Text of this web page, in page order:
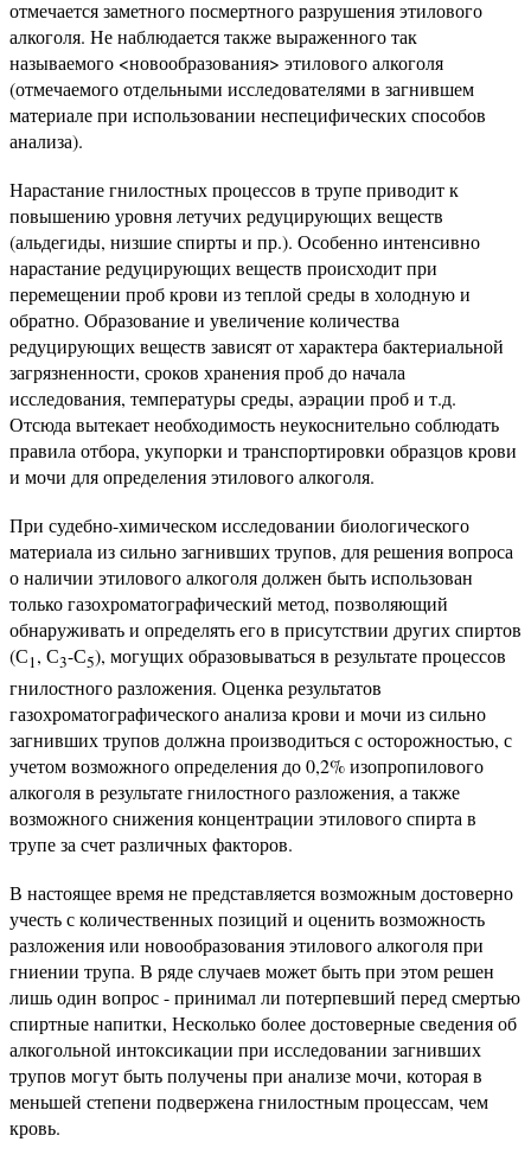
отмечается заметного посмертного разрушения этилового
алкоголя. Не наблюдается также выраженного так
называемого <новообразования> этилового алкоголя
(отмечаемого отдельными исследователями в загнившем
материале при использовании неспецифических способов
анализа).
Нарастание гнилостных процессов в трупе приводит к
повышению уровня летучих редуцирующих веществ
(альдегиды, низшие спирты и пр.). Особенно интенсивно
нарастание редуцирующих веществ происходит при
перемещении проб крови из теплой среды в холодную и
обратно. Образование и увеличение количества
редуцирующих веществ зависят от характера бактериальной
загрязненности, сроков хранения проб до начала
исследования, температуры среды, аэрации проб и т.д.
Отсюда вытекает необходимость неукоснительно соблюдать
правила отбора, укупорки и транспортировки образцов крови
и мочи для определения этилового алкоголя.
При судебно-химическом исследовании биологического
материала из сильно загнивших трупов, для решения вопроса
о наличии этилового алкоголя должен быть использован
только газохроматографический метод, позволяющий
обнаруживать и определять его в присутствии других спиртов
(С1, С3-С5), могущих образовываться в результате процессов
гнилостного разложения. Оценка результатов
газохроматографического анализа крови и мочи из сильно
загнивших трупов должна производиться с осторожностью, с
учетом возможного определения до 0,2% изопропилового
алкоголя в результате гнилостного разложения, а также
возможного снижения концентрации этилового спирта в
трупе за счет различных факторов.
В настоящее время не представляется возможным достоверно
учесть с количественных позиций и оценить возможность
разложения или новообразования этилового алкоголя при
гниении трупа. В ряде случаев может быть при этом решен
лишь один вопрос - принимал ли потерпевший перед смертью
спиртные напитки, Несколько более достоверные сведения об
алкогольной интоксикации при исследовании загнивших
трупов могут быть получены при анализе мочи, которая в
меньшей степени подвержена гнилостным процессам, чем
кровь.